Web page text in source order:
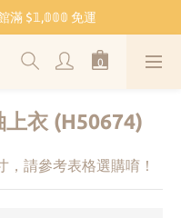
滿 $𝟙,𝟘𝟘𝟘 免運
滿 $𝟙,𝟘𝟘𝟘 免運
⸝ 限時 $𝟐𝟔𝟖𝟎
館滿 $𝟙,𝟘𝟘𝟘 免運
衣 (H50674)
，請參考表格選購唷！